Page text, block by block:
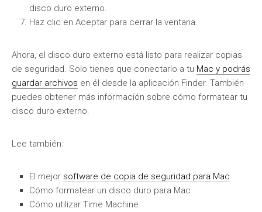
disco duro externo.
Haz clic en Aceptar para cerrar la ventana.
Ahora, el disco duro externo está listo para realizar copias
de seguridad. Solo tienes que conectarlo a tu Mac y podrás
guardar archivos en él desde la aplicación Finder. También
puedes obtener más información sobre cómo formatear tu
disco duro externo.
Lee también:
El mejor software de copia de seguridad para Mac
Cómo formatear un disco duro para Mac
Cómo utilizar Time Machine